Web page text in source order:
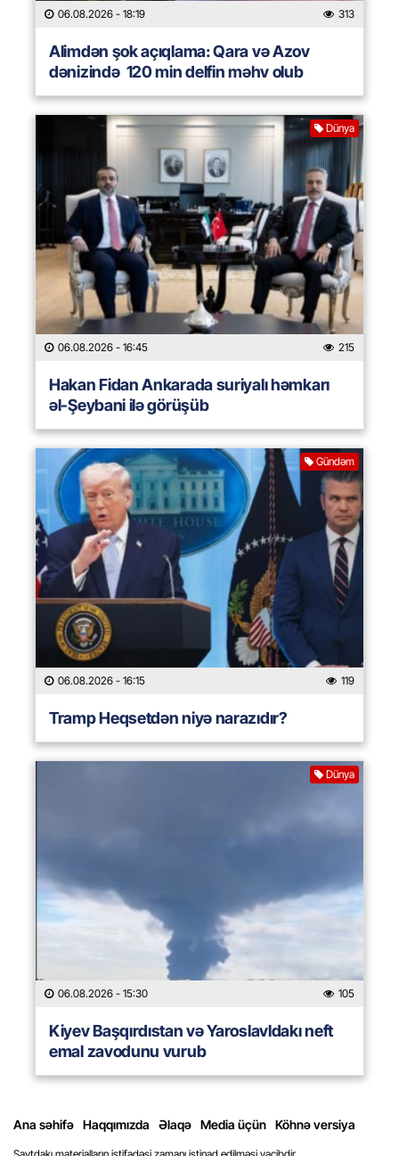
06.08.2026 - 18:19 313
Alimdən şok açıqlama: Qara və Azov
dənizində 120 min delfin məhv olub
Dünya
06.08.2026 - 16:45 215
Hakan Fidan Ankarada suriyalı həmkarı
əl-Şeybani ilə görüşüb
Gündəm
06.08.2026 - 16:15 119
Tramp Heqsetdən niyə narazıdır?
Dünya
06.08.2026 - 15:30 105
Kiyev Başqırdıstan və Yaroslavldakı neft
emal zavodunu vurub
Ana səhifə Haqqımızda Əlaqə Media üçün Köhnə versiya